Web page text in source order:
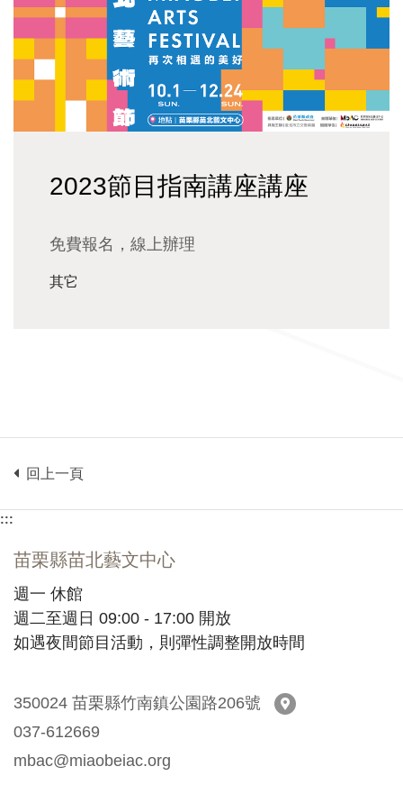
2023節目指南講座講座
免費報名，線上辦理
其它
回上一頁
:::
苗栗縣苗北藝文中心
週一 休館
週二至週日 09:00 - 17:00 開放
如遇夜間節目活動，則彈性調整開放時間
350024 苗栗縣竹南鎮公園路206號 苗栗縣苗北藝文中
037-612669
mbac@miaobeiac.org